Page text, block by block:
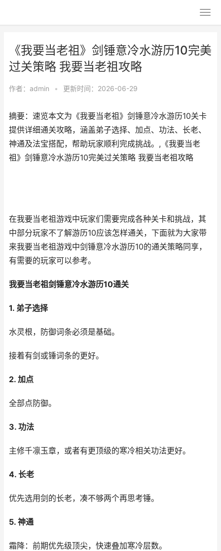
《我要当老祖》剑锤意冷水游历10完美
过关策略 我要当老祖攻略
作者： admin • 更新时间：2026-06-29
摘要：速览本文为《我要当老祖》剑锤意冷水游历10关卡
提供详细通关攻略，涵盖弟子选择、加点、功法、长老、
神通及法宝搭配，帮助玩家顺利完成挑战。,《我要当老
祖》剑锤意冷水游历10完美过关策略 我要当老祖攻略
在我要当老祖游戏中玩家们需要完成各种关卡和挑战，其
中部分玩家不了解游历10应该怎样通关，下面就为大家带
来我要当老祖游戏中剑锤意冷水游历10的通关策略同享，
有需要的玩家可以参考。
我要当老祖剑锤意冷水游历10通关
1. 弟子选择
水灵根，防御词条必须是基础。
接着有剑或锤词条的更好。
2. 加点
全部点防御。
3. 功法
主修千凛玉章，或者有更顶级的寒冷相关功法更好。
4. 长老
优先选用剑的长老，凑不够两个再思考锤。
5. 神通
霜降：前期优先级顶尖，快速叠加寒冷层数。